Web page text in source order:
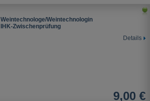
Weintechnologe/Weintechnologin
IHK-Zwischenprüfung
Details
9,00 €